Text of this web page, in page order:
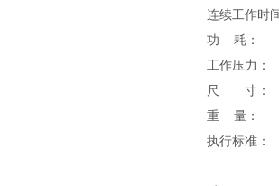
连续工作时
功 耗：
工作压力：
尺 寸：
重 量：
执行标准：